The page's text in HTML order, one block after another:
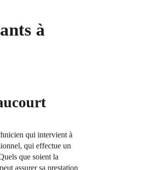
à
qui intervient à
qui effectue un
que soient la
assurer sa prestation